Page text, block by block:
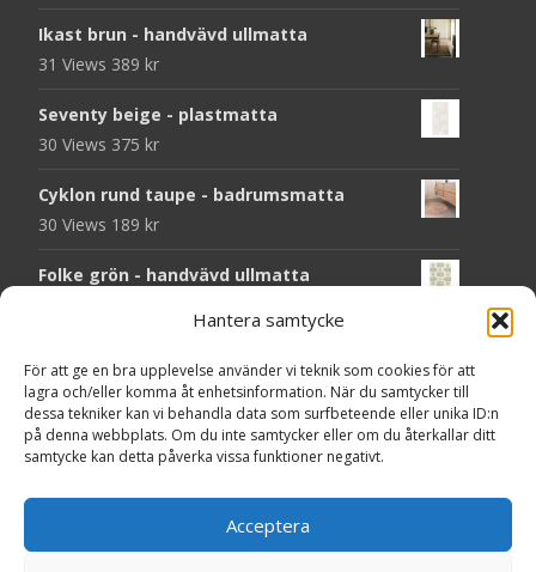
Hantera samtycke
För att ge en bra upplevelse använder vi teknik som cookies för att
lagra och/eller komma åt enhetsinformation. När du samtycker till
dessa tekniker kan vi behandla data som surfbeteende eller unika ID:n
på denna webbplats. Om du inte samtycker eller om du återkallar ditt
samtycke kan detta påverka vissa funktioner negativt.
Acceptera
Ikast brun - handvävd ullmatta
31 Views 389 kr
Seventy beige - plastmatta
30 Views 375 kr
Cyklon rund taupe - badrumsmatta
30 Views 189 kr
Folke grön - handvävd ullmatta
28 Views375kr
Solliden rund dark green - handvävd
ullmatta
27 Views790kr